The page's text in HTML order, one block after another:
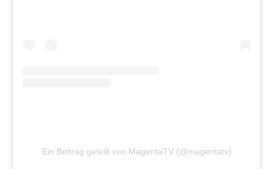
Ein Beitrag geteilt von MagentaTV (@magentatv)